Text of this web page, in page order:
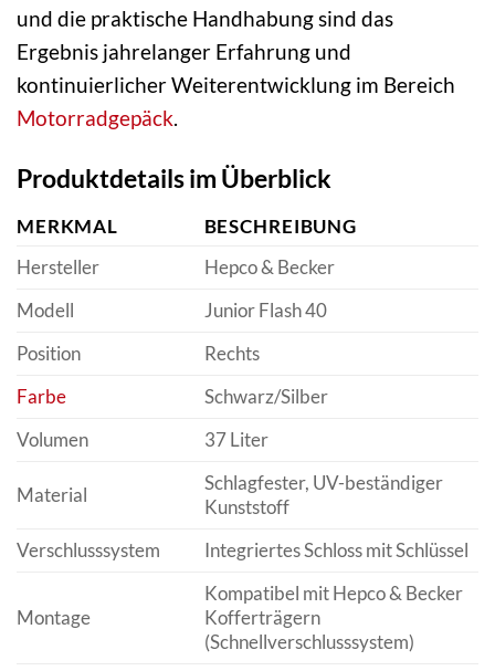
und die praktische Handhabung sind das
Ergebnis jahrelanger Erfahrung und
kontinuierlicher Weiterentwicklung im Bereich
Motorradgepäck.
Produktdetails im Überblick
MERKMAL
BESCHREIBUNG
Hersteller
Hepco & Becker
Modell
Junior Flash 40
Position
Rechts
Farbe
Schwarz/Silber
Volumen
37 Liter
Material
Schlagfester, UV-beständiger
Kunststoff
Verschlusssystem
Integriertes Schloss mit Schlüssel
Montage
Kompatibel mit Hepco & Becker
Kofferträgern
(Schnellverschlusssystem)